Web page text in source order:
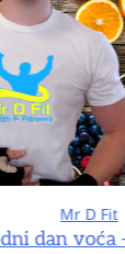
Mr D Fit
dan voća